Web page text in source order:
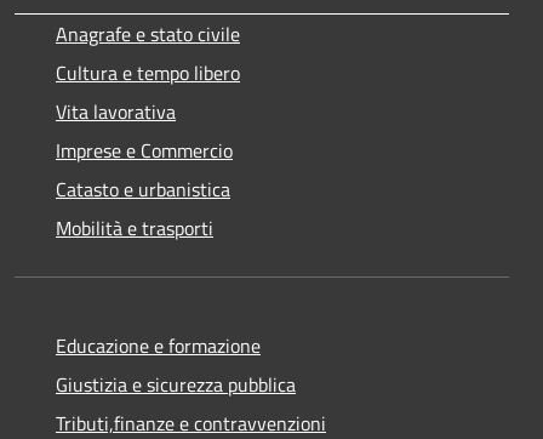
Anagrafe e stato civile
Cultura e tempo libero
Vita lavorativa
Imprese e Commercio
Catasto e urbanistica
Mobilità e trasporti
Educazione e formazione
Giustizia e sicurezza pubblica
Tributi,finanze e contravvenzioni